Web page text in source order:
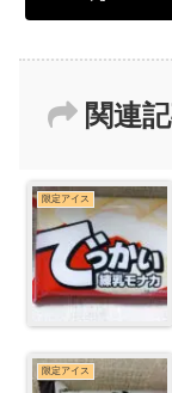
関連
限定アイス
限定アイス